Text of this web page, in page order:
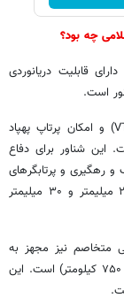
چه بود؟
قابلیت دریانوردی
قابلیت حمل و فرود و برخواست پهپاد عمودپرواز (VTOL) و امکان پرتاپ پهپاد
این شناور برای دفاع
رهگیری و پرتابگرهای
دریاپایه و سامانه‌های خودکار و نیمه خودکار توپ‌های ۲۰ میلیمتر و ۳۰ میلیمتر
متخاصم نیز مجهز به
پرتابگر موشک‌های کروز سطح به سطح ترکیبی (از ۳۵ تا ۷۵۰ کیلومتر) است. این